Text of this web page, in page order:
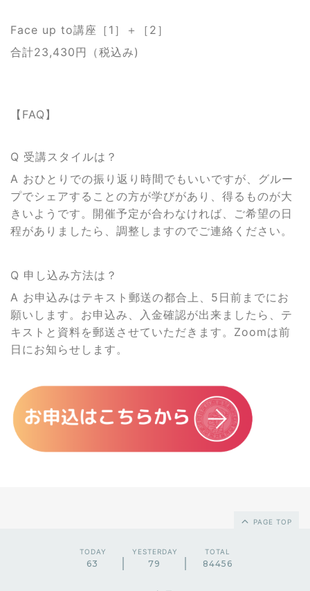
Face up to講座［1］＋［2］
合計23,430円（税込み)
【FAQ】
Q 受講スタイルは？
A おひとりでの振り返り時間でもいいですが、グルー
プでシェアすることの方が学びがあり、得るものが大
きいようです。 開催予定が合わなければ、ご希望の日
程がありましたら、調整しますのでご連絡ください。
Q 申し込み方法は？
A お申込みはテキスト郵送の都合上、5日前までにお
願いします。お申込み、入金確認が出来ましたら、テ
キストと資料を郵送させていただきます。Zoomは前
日にお知らせします。
PAGE TOP
TODAY
63
YESTERDAY
79
TOTAL
84456